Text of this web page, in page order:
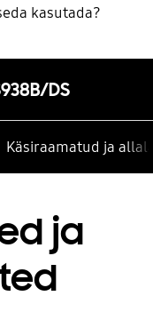
kasutada?
DS
Käsiraamatud ja
ja